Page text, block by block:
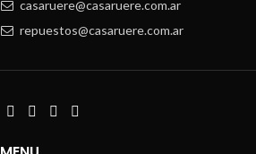
casaruere@casaruere.com.ar
repuestos@casaruere.com.ar